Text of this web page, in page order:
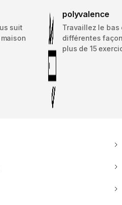
suit
polyvalence
Travaillez le bas
différentes
plus de 15